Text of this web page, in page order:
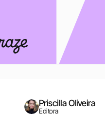
Priscilla Oliveira
Editora